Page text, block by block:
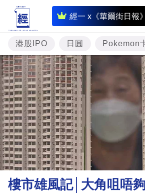
經一 x《華爾街日報》
即
時
財
經
專
題
投
資
樓
市
理
財
港股IPO 日圓 Pokemon
樓市雄風記│大角咀唔